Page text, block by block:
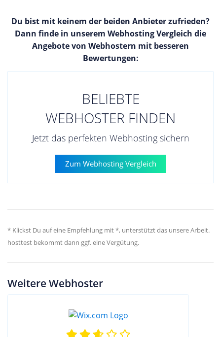
Du bist mit keinem der beiden Anbieter zufrieden?
Dann finde in unserem Webhosting Vergleich die
Angebote von Webhostern mit besseren
Bewertungen:
BELIEBTE
WEBHOSTER FINDEN
Jetzt das perfekten Webhosting sichern
Zum Webhosting Vergleich
* Klickst Du auf eine Empfehlung mit *, unterstützt das unsere Arbeit.
hosttest bekommt dann ggf. eine Vergütung.
Weitere Webhoster